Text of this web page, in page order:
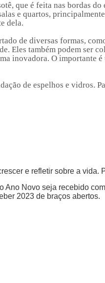
que é feita nas bordas
e quartos,
dela.
de diversas formas,
Eles também podem ser
inovadora. O importante
de espelhos e vidros.
e refletir sobre a
Ano Novo seja recebido
2023 de braços abertos.